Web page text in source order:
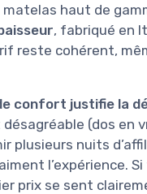
matelas haut de
, fabriqué en
reste cohérent,
confort justifie la
(dos en
nuits
l’expérience.
prix se sent